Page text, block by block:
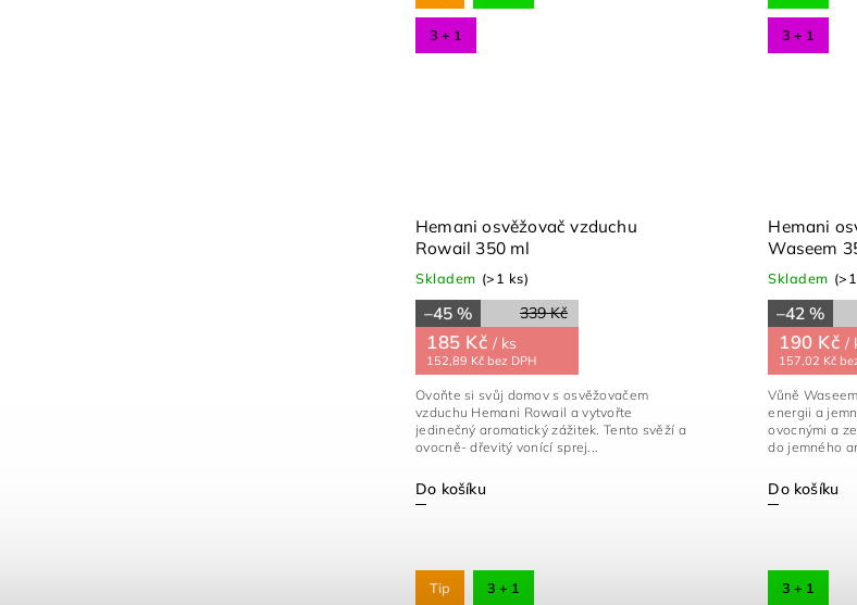
3 + 1
Hemani osvěžovač vzduchu
Rowail 350 ml
Skladem (>1 ks)
339 Kč
–45 %
185 Kč / ks
152,89 Kč bez DPH
Do košíku
Ovoňte si svůj domov s osvěžovačem
vzduchu Hemani Rowail a vytvořte
jedinečný aromatický zážitek. Tento svěží a
ovocně- dřevitý vonící sprej...
3 + 1
Hemani
Waseem
Skladem
–42 %
190 Kč /
157,02 Kč
Do košíku
Vůně
energii a
ovocnými a
do jemného
Tip 3 + 1 3 + 1